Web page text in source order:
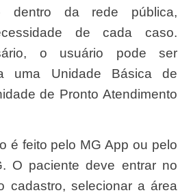
dentro da rede pública,
de cada caso.
o usuário pode ser
uma Unidade Básica de
de Pronto Atendimento
O paciente deve entrar no
cadastro, selecionar a área